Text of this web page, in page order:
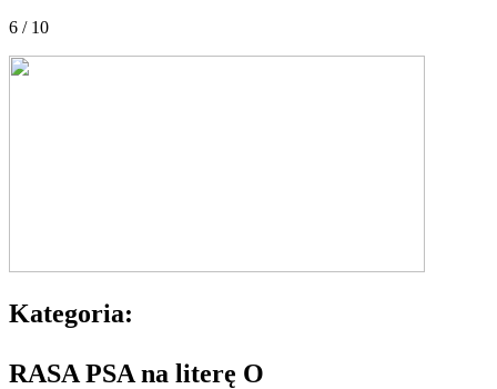
6 / 10
Kategoria:
RASA PSA na literę O